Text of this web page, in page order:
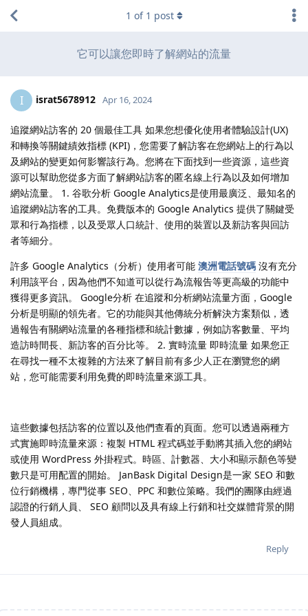
它可以讓您即時了解網站的流量
1 of 1 post
I israt5678912 Apr 16, 2024
追蹤網站訪客的 20 個最佳工具 如果您想優化使用者體驗設計(UX)
和轉換等關鍵績效指標 (KPI)，您需要了解訪客在您網站上的行為以
及網站的變更如何影響該行為。您將在下面找到一些資源，這些資
源可以幫助您從多方面了解網站訪客的匿名線上行為以及如何增加
網站流量。 1. 谷歌分析 Google Analytics是使用最廣泛、最知名的
追蹤網站訪客的工具。免費版本的 Google Analytics 提供了關鍵受
眾和行為指標，以及受眾人口統計、使用的裝置以及新訪客與回訪
者等細分。
許多 Google Analytics（分析）使用者可能 澳洲電話號碼 沒有充分
利用該平台，因為他們不知道可以從行為流報告等更高級的功能中
獲得更多資訊。 Google分析 在追蹤和分析網站流量方面，Google
分析是明顯的領先者。它的功能與其他傳統分析解決方案類似，透
過報告有關網站流量的各種指標和統計數據，例如訪客數量、平均
造訪時間長、新訪客的百分比等。 2. 實時流量 即時流量 如果您正
在尋找一種不太複雜的方法來了解目前有多少人正在瀏覽您的網
站，您可能需要利用免費的即時流量來源工具。
這些數據包括訪客的位置以及他們查看的頁面。您可以透過兩種方
式實施即時流量來源：複製 HTML 程式碼並手動將其插入您的網站
或使用 WordPress 外掛程式。時區、計數器、大小和顯示顏色等變
數只是可用配置的開始。 JanBask Digital Design是一家 SEO 和數
位行銷機構，專門從事 SEO、PPC 和數位策略。我們的團隊由經過
認證的行銷人員、 SEO 顧問以及具有線上行銷和社交媒體背景的開
發人員組成。
Reply